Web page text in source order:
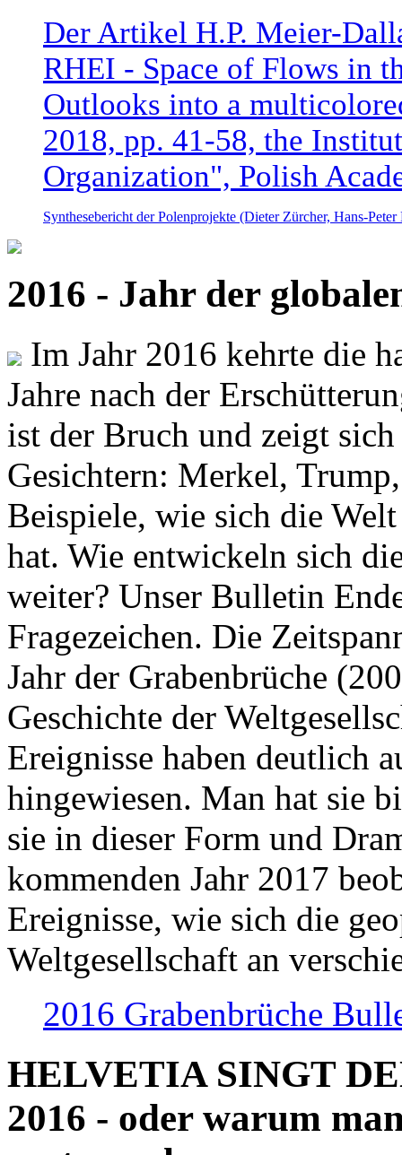
Der Artikel H.P. Meier-
RHEI - Space of Flows in
Outlooks into a
2018, pp. 41-58, the
Organization", Polish
Synthesebericht der Polenprojekte (Dieter Zürcher, Hans-
2016 - Jahr der
Im Jahr 2016 kehrte die
Jahre nach der
ist der Bruch und zeigt
Gesichtern: Merkel,
Beispiele, wie sich die
hat. Wie entwickeln sich
weiter? Unser Bulletin
Fragezeichen. Die
Jahr der Grabenbrüche
Geschichte der
Ereignisse haben deutlich
hingewiesen. Man hat sie
sie in dieser Form und
kommenden Jahr 2017
Ereignisse, wie sich die
Weltgesellschaft an
2016 Grabenbrüche
HELVETIA SINGT
2016 - oder warum